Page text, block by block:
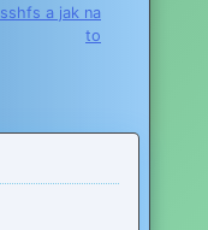
sshfs a jak na
to